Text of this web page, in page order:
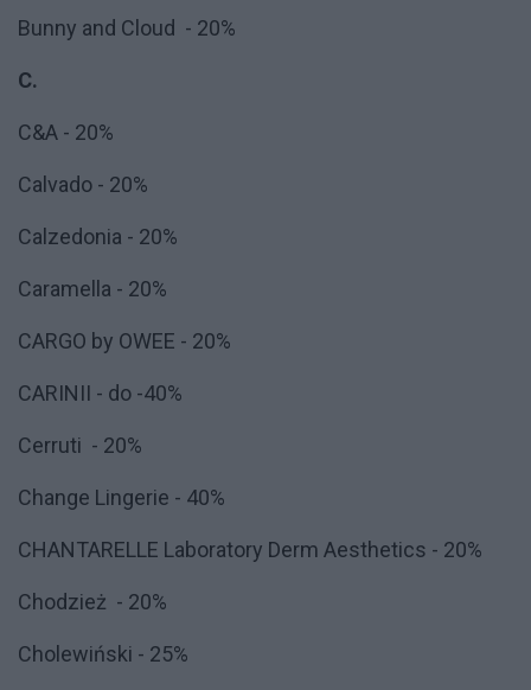
Bunny and Cloud - 20%
C.
C&A - 20%
Calvado - 20%
Calzedonia - 20%
Caramella - 20%
CARGO by OWEE - 20%
CARINII - do -40%
Cerruti - 20%
Change Lingerie - 40%
CHANTARELLE Laboratory Derm Aesthetics - 20%
Chodzież - 20%
Cholewiński - 25%